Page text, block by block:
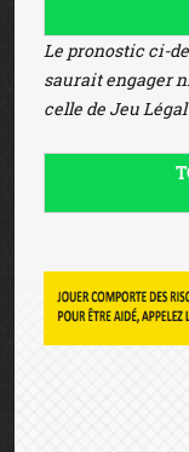
Le pronostic ci-
saurait engager
celle de Jeu